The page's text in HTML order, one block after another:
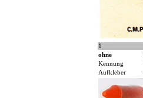
1
ohne
Kennung
Aufkleber